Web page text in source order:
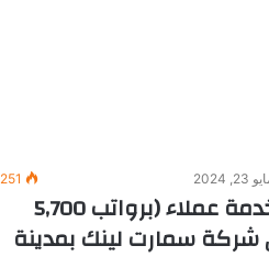
23, 2024
251
وظائف خدمة عملاء (برواتب 5,700
شركة سمارت لينك بمدينة